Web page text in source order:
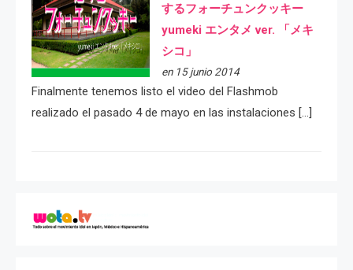
するフォーチュンクッキー
yumeki エンタメ ver. 「メキ
シコ」
en 15 junio 2014
Finalmente tenemos listo el video del Flashmob
realizado el pasado 4 de mayo en las instalaciones […]